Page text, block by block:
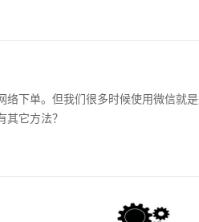
络下单。但我们很多时候使用微信就
其它方法？